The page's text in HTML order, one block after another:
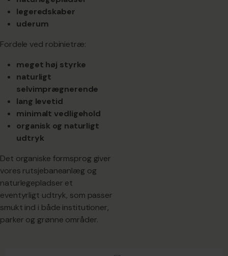
legeredskaber
uderum
Fordele ved robinietræ:
meget høj styrke
naturligt
selvimprægnerende
lang levetid
minimalt vedligehold
organisk og naturligt
udtryk
Det organiske formsprog giver
vores rutsjebaneanlæg og
naturlegepladser et
eventyrligt udtryk, som passer
smukt ind i både institutioner,
parker og grønne områder.